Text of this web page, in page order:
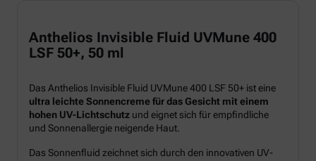
Anthelios Invisible Fluid UVMune 400
LSF 50+, 50 ml
Das Anthelios Invisible Fluid UVMune 400 LSF 50+ ist eine
ultra leichte Sonnencreme für das Gesicht mit einem
hohen UV-Lichtschutz und eignet sich für empfindliche
und Sonnenallergie neigende Haut.
Das Sonnenfluid zeichnet sich durch den innovativen UV-